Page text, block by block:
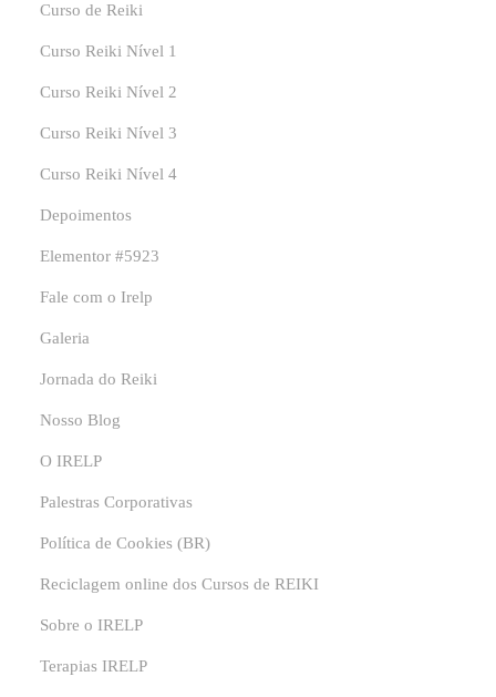
Curso de Reiki
Curso Reiki Nível 1
Curso Reiki Nível 2
Curso Reiki Nível 3
Curso Reiki Nível 4
Depoimentos
Elementor #5923
Fale com o Irelp
Galeria
Jornada do Reiki
Nosso Blog
O IRELP
Palestras Corporativas
Política de Cookies (BR)
Reciclagem online dos Cursos de REIKI
Sobre o IRELP
Terapias IRELP